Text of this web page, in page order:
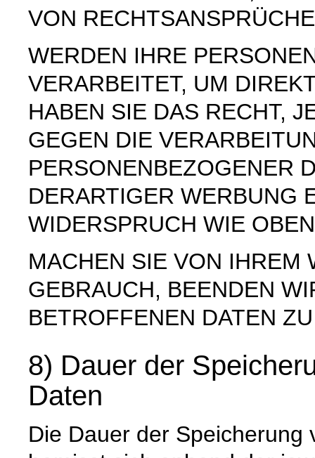
VON
WERDEN IHRE
VERARBEITET, UM
HABEN SIE DAS RECHT,
GEGEN DIE
PERSONENBEZOGENER
DERARTIGER WERBUNG
WIDERSPRUCH WIE
MACHEN SIE VON IHREM
GEBRAUCH, BEENDEN
BETROFFENEN DATEN
8) Dauer der
Daten
Die Dauer der